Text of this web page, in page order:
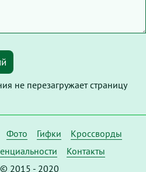
не перезагружает страницу
Фото Гифки
Кроссворды
Контакты
2015 - 2020